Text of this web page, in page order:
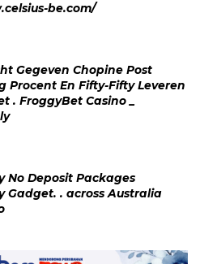
be.com/
Gegeven Chopine Post
Procent En Fifty-Fifty Leveren
. FroggyBet Casino _
No Deposit Packages
Gadget. . across Australia